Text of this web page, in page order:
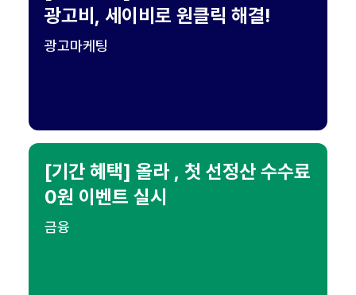
광고비, 세이비로 원클릭 해결!
광고마케팅
[기간 혜택] 올라 , 첫 선정산 수수료
0원 이벤트 실시
금융